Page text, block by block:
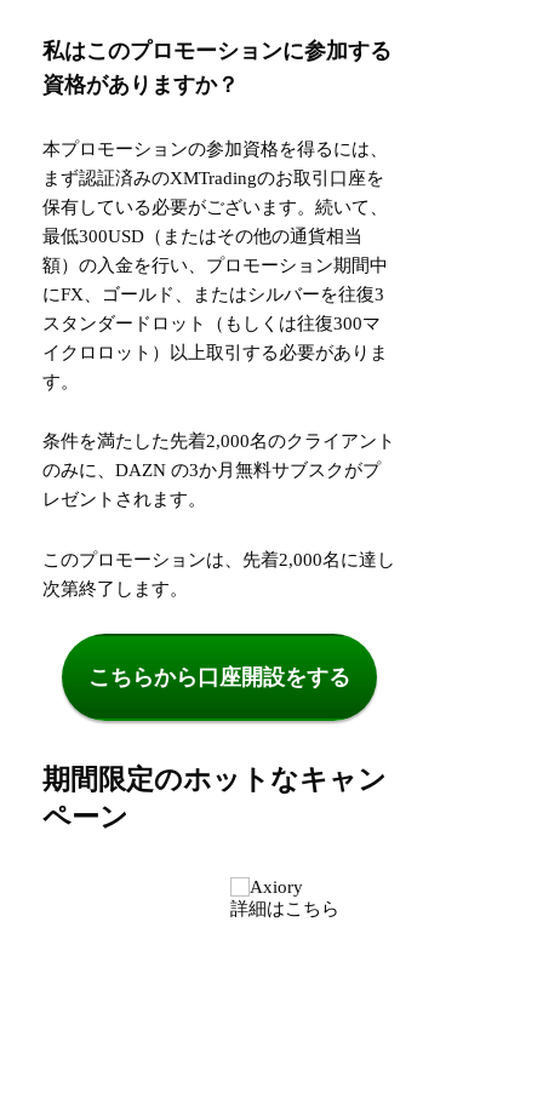
私はこのプロモーションに参加する
資格がありますか？
本プロモーションの参加資格を得るには、
まず認証済みのXMTradingのお取引口座を
保有している必要がございます。続いて、
最低300USD（またはその他の通貨相当
額）の入金を行い、プロモーション期間中
にFX、ゴールド、またはシルバーを往復3
スタンダードロット（もしくは往復300マ
イクロロット）以上取引する必要がありま
す。
条件を満たした先着2,000名のクライアント
のみに、DAZN の3か月無料サブスクがプ
レゼントされます。
このプロモーションは、先着2,000名に達し
次第終了します。
こちらから口座開設をする
期間限定のホットなキャン
ペーン